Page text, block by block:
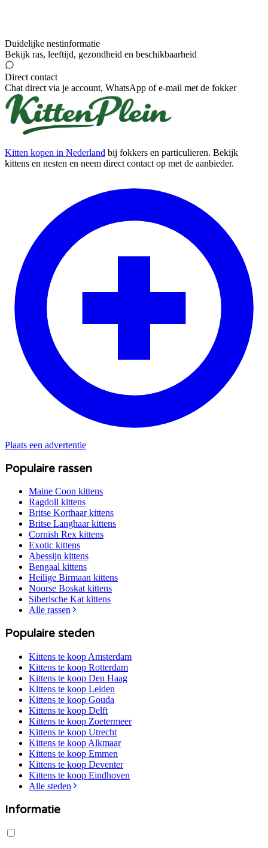
Duidelijke nestinformatie
Bekijk ras, leeftijd, gezondheid en beschikbaarheid
Direct contact
Chat direct via je account, WhatsApp of e-mail met de fokker
Kitten kopen in Nederland bij fokkers en particulieren. Bekijk
kittens en nesten en neem direct contact op met de aanbieder.
Plaats een advertentie
Populaire rassen
Maine Coon kittens
Ragdoll kittens
Britse Korthaarkittens
Britse Langhaarkittens
Cornish Rex kittens
Exotic kittens
Abessijn kittens
Bengaal kittens
Heilige Birmaan kittens
Noorse Boskatkittens
Siberische Katkittens
Alle rassen
Populaire steden
Kittens te koop Amsterdam
Kittens te koop Rotterdam
Kittens te koop Den Haag
Kittens te koop Leiden
Kittens te koop Gouda
Kittens te koop Delft
Kittens te koop Zoetermeer
Kittens te koop Utrecht
Kittens te koop Alkmaar
Kittens te koop Emmen
Kittens te koop Deventer
Kittens te koop Eindhoven
Alle steden
Informatie